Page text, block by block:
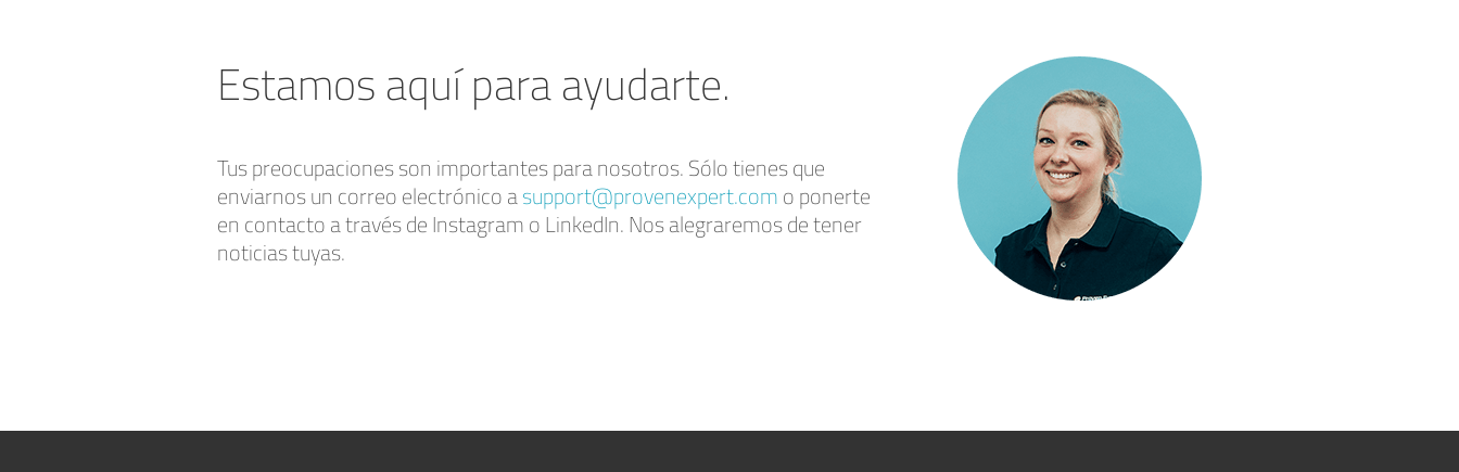
Estamos aquí para ayudarte.
Tus preocupaciones son importantes para nosotros. Sólo tienes que
enviarnos un correo electrónico asupport@provenexpert.com o ponerte
en contacto a través de Instagram o LinkedIn. Nos alegraremos de tener
noticias tuyas.